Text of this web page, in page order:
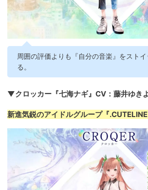
周囲の評価よりも『自分の音楽』をスト
る。
▼クロッカー『七海ナギ』CV：藤井ゆき
新進気鋭のアイドルグループ『.CUTELINE